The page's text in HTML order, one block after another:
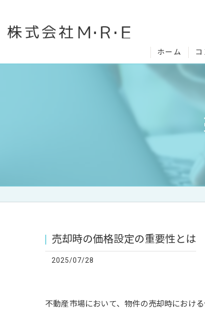
ホーム
売却時の価格設定の重要性とは
2025/07/28
不動産市場において、物件の売却時におけ